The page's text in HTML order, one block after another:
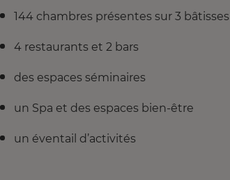
144 chambres présentes sur 3 bâtisses
4 restaurants et 2 bars
des espaces séminaires
un Spa et des espaces bien-être
un éventail d’activités